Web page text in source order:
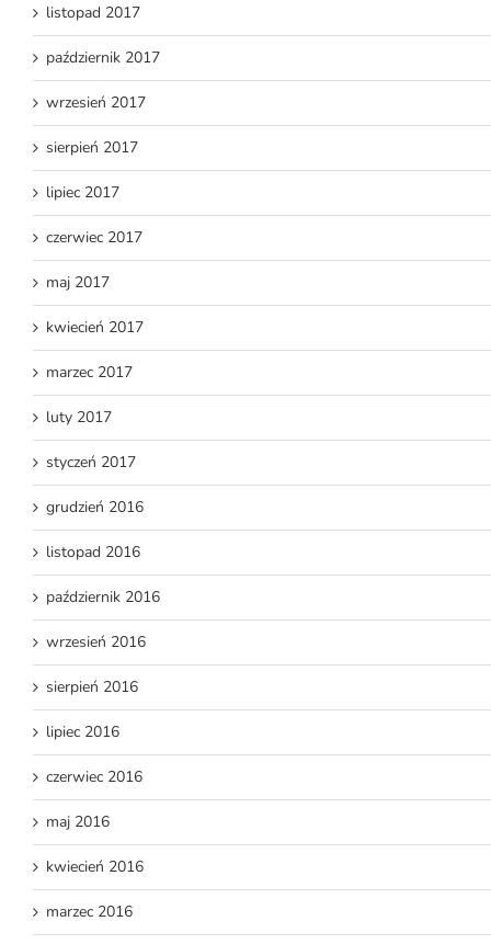
listopad 2017
październik 2017
wrzesień 2017
sierpień 2017
lipiec 2017
czerwiec 2017
maj 2017
kwiecień 2017
marzec 2017
luty 2017
styczeń 2017
grudzień 2016
listopad 2016
październik 2016
wrzesień 2016
sierpień 2016
lipiec 2016
czerwiec 2016
maj 2016
kwiecień 2016
marzec 2016